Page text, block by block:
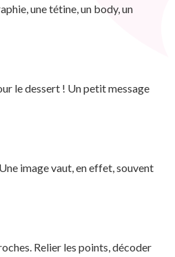
une tétine, un body, un
le dessert ! Un petit message
image vaut, en effet, souvent
Relier les points, décoder